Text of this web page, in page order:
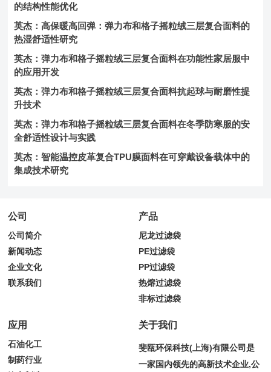
的结构性能优化
英杰：高保暖高回弹：弹力布和格子摇粒绒三层复合面料的
热湿舒适性研究
英杰：弹力布和格子摇粒绒三层复合面料在功能性家居服中
的应用开发
英杰：弹力布和格子摇粒绒三层复合面料抗起球与耐磨性提
升技术
英杰：弹力布和格子摇粒绒三层复合面料在冬季防寒服的安
全舒适性设计与实践
英杰：智能温控皮革复合TPU膜面料在可穿戴设备载体中的
集成技术研究
公司
公司简介
新闻动态
企业文化
联系我们
产品
尼龙过滤袋
PE过滤袋
PP过滤袋
热熔过滤袋
非标过滤袋
应用
石油化工
制药行业
关于我们
斐瓯环保科技(上海)有限公司是
一家国内领先的高新技术企业,公